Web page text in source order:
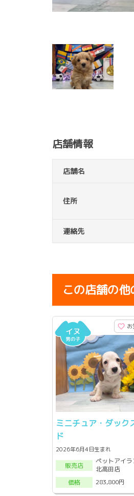
店舗情報
店舗名
住所
連絡先
この店舗の
お
ミニチュア・ダック
ド
2026年6月4日生まれ
販売店
ペットアイラ
北高田店
価格
283,800円